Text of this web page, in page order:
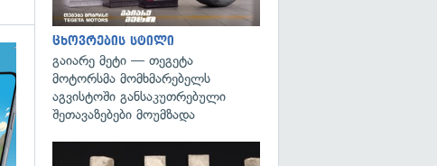
ცხოვრების სტილი
გაიარე მეტი — თეგეტა
მოტორსმა მომხმარებელს
აგვისტოში განსაკუთრებული
შეთავაზებები მოუმზადა